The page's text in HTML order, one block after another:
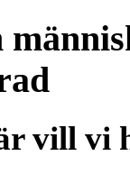
vill vi